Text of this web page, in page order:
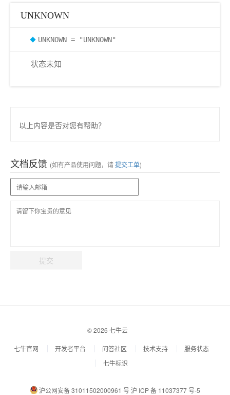
UNKNOWN
UNKNOWN = "UNKNOWN"
状态未知
以上内容是否对您有帮助？
文档反馈 (如有产品使用问题，请提交工单)
提交
© 2026 七牛云
七牛官网 开发者平台 问答社区 技术支持
服务状态
七牛标识
沪公网安备 31011502000961 号 沪 ICP 备 11037377 号-5